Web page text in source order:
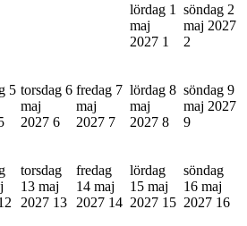
lördag 1
maj
2027 1
söndag 2
maj 2027
2
5 torsdag 6
maj
2027 6
fredag 7
maj
2027 7
lördag 8
maj
2027 8
söndag 9
maj 2027
9
torsdag
13 maj
2027 13
fredag
14 maj
2027 14
lördag
15 maj
2027 15
söndag
16 maj
2027 16